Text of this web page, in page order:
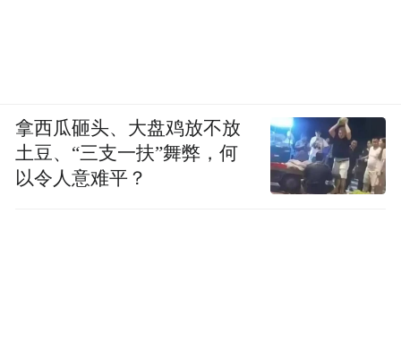
拿西瓜砸头、大盘鸡放不放
土豆、“三支一扶”舞弊，何
以令人意难平？